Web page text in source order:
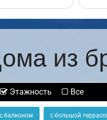
из
Этажность Все
с балконом с большой